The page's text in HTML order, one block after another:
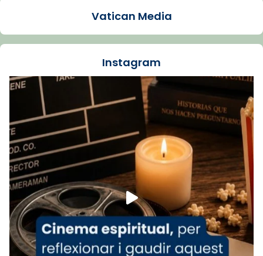
Santes de Mataró.
🔗tinyurl.com/cvu5jmbk
Foto
View on Facebook Share
Arquebisbat de Barcelonais at Catedral
de Barcelona.
1 week ago
Aquest dilluns, 27 de juliol, ha tingut lloc la
missa d’acció de gràcies en agraïment al
comitè organitzador de la visita apostòlica
del Sant Pare Lleó XIV a Barcelona, i als
col·laboradors, a la Catedral de Barcelona.
L’arquebisbe de Barcelona, el cardenal Joan
Vatican Media
Instagram